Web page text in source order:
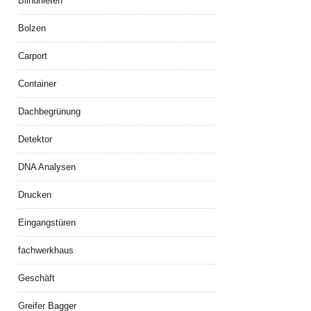
Bolzen
Carport
Container
Dachbegrünung
Detektor
DNA Analysen
Drucken
Eingangstüren
fachwerkhaus
Geschäft
Greifer Bagger